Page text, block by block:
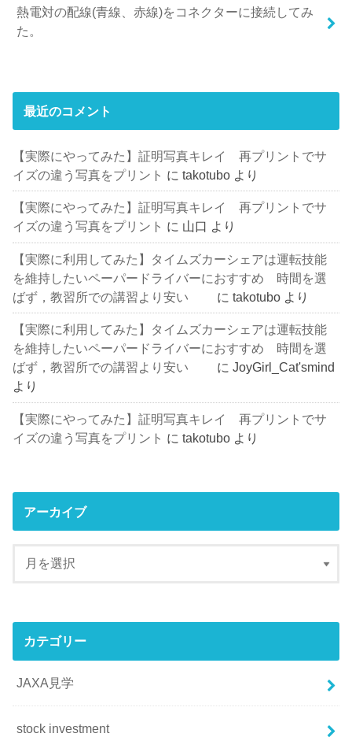
熱電対の配線(青線、赤線)をコネクターに接続してみ
た。
最近のコメント
【実際にやってみた】証明写真キレイ 再プリントでサ
イズの違う写真をプリント にtakotubo より
【実際にやってみた】証明写真キレイ 再プリントでサ
イズの違う写真をプリント に 山口 より
【実際に利用してみた】タイムズカーシェアは運転技能
を維持したいペーパードライバーにおすすめ 時間を選
ばず，教習所での講習より安い
にtakotubo より
【実際に利用してみた】タイムズカーシェアは運転技能
を維持したいペーパードライバーにおすすめ 時間を選
ばず，教習所での講習より安い
にJoyGirl_Cat'smind
より
【実際にやってみた】証明写真キレイ 再プリントでサ
イズの違う写真をプリント にtakotubo より
アーカイブ
カテゴリー
JAXA見学
stock investment